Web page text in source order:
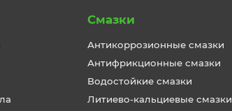
Смазки
Антикоррозионные смазки
Антифрикционные смазки
Водостойкие смазки
Литиево-кальциевые смазки